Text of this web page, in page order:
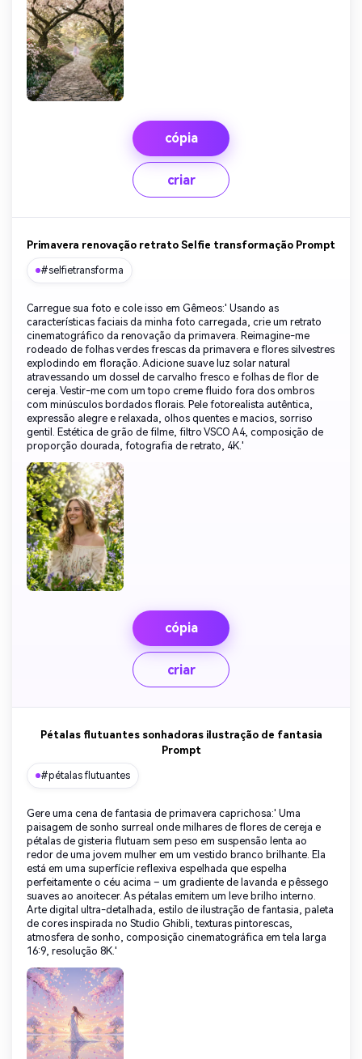
cópia
criar
Primavera renovação retrato Selfie transformação Prompt
#selfietransforma
Carregue sua foto e cole isso em Gêmeos:' Usando as
características faciais da minha foto carregada, crie um retrato
cinematográfico da renovação da primavera. Reimagine-me
rodeado de folhas verdes frescas da primavera e flores silvestres
explodindo em floração. Adicione suave luz solar natural
atravessando um dossel de carvalho fresco e folhas de flor de
cereja. Vestir-me com um topo creme fluido fora dos ombros
com minúsculos bordados florais. Pele fotorealista autêntica,
expressão alegre e relaxada, olhos quentes e macios, sorriso
gentil. Estética de grão de filme, filtro VSCO A4, composição de
proporção dourada, fotografia de retrato, 4K.'
cópia
criar
Pétalas flutuantes sonhadoras ilustração de fantasia
Prompt
#pétalas flutuantes
Gere uma cena de fantasia de primavera caprichosa:' Uma
paisagem de sonho surreal onde milhares de flores de cereja e
pétalas de gisteria flutuam sem peso em suspensão lenta ao
redor de uma jovem mulher em um vestido branco brilhante. Ela
está em uma superfície reflexiva espelhada que espelha
perfeitamente o céu acima – um gradiente de lavanda e pêssego
suaves ao anoitecer. As pétalas emitem um leve brilho interno.
Arte digital ultra-detalhada, estilo de ilustração de fantasia, paleta
de cores inspirada no Studio Ghibli, texturas pintorescas,
atmosfera de sonho, composição cinematográfica em tela larga
16:9, resolução 8K.'